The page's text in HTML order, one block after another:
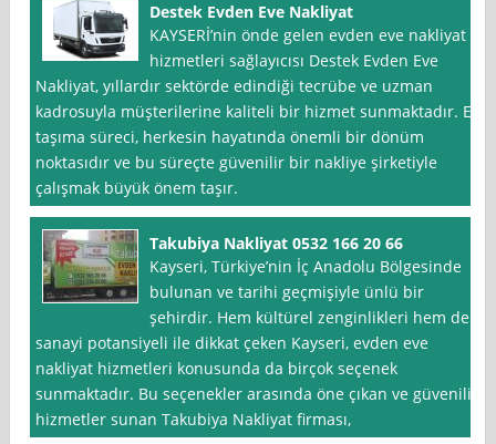
Destek Evden Eve Nakliyat
KAYSERİ’nin önde gelen evden eve nakliyat
hizmetleri sağlayıcısı Destek Evden Eve
Nakliyat, yıllardır sektörde edindiği tecrübe ve uzman
kadrosuyla müşterilerine kaliteli bir hizmet sunmaktadır. Ev
taşıma süreci, herkesin hayatında önemli bir dönüm
noktasıdır ve bu süreçte güvenilir bir nakliye şirketiyle
çalışmak büyük önem taşır.
Takubiya Nakliyat 0532 166 20 66
Kayseri, Türkiye’nin İç Anadolu Bölgesinde
bulunan ve tarihi geçmişiyle ünlü bir
şehirdir. Hem kültürel zenginlikleri hem de
sanayi potansiyeli ile dikkat çeken Kayseri, evden eve
nakliyat hizmetleri konusunda da birçok seçenek
sunmaktadır. Bu seçenekler arasında öne çıkan ve güvenilir
hizmetler sunan Takubiya Nakliyat firması,